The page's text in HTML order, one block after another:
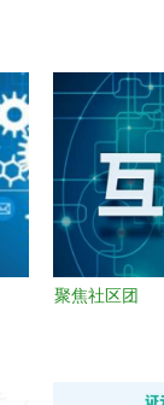
聚焦社区团